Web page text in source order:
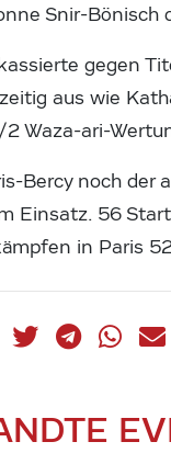
Snir-Bönisch
gegen
aus wie
Waza-ari-
Bercy noch der
Einsatz. 56
in Paris